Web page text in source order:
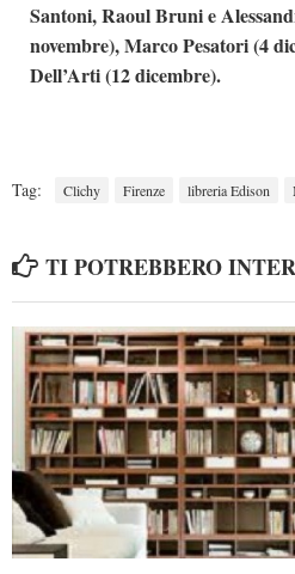
Santoni, Raoul Bruni e
novembre), Marco Pesatori (4
Dell’Arti (12 dicembre).
Tag: Clichy Firenze libreria Edison
TI POTREBBERO